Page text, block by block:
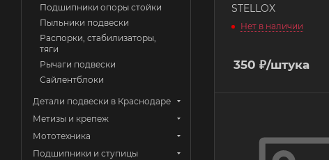
STELLOX
Нет в наличии
350 ₽/штука
Подшипники опоры стойки
Пыльники подвески
Распорки, стабилизаторы,
тяги
Рычаги подвески
Сайлентблоки
Детали подвески в Краснодаре
Метизы и крепеж
Мототехника
Подшипники и ступицы